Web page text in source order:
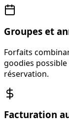
Groupes et
Forfaits
goodies possible
réservation.
Facturation